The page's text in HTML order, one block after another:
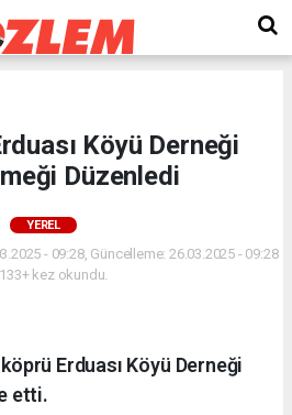
Köyü Derneği
Düzenledi
YEREL
- 09:28, Güncelleme: 26.03.2025 - 09:28
kez okundu.
Erduası Köyü Derneği
etti.